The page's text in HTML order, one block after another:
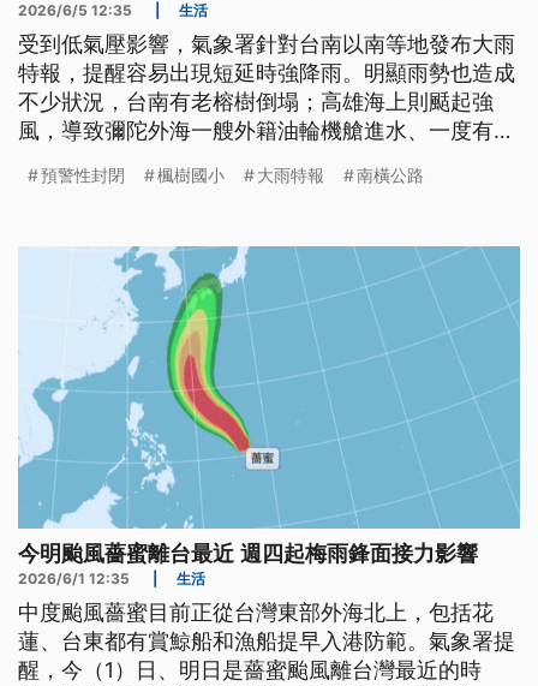
2026/6/5 12:35 生活
受到低氣壓影響，氣象署針對台南以南等地發布大雨
特報，提醒容易出現短延時強降雨。明顯雨勢也造成
不少狀況，台南有老榕樹倒塌；高雄海上則颳起強
風，導致彌陀外海一艘外籍油輪機艙進水、一度有9
交通船行駛時上下晃動，還有芒果果園因為降雨不
稍解渴。
預警性封閉 楓樹國小 大雨特報 南橫公路
今明颱風薔蜜離台最近 週四起梅雨鋒面接力影響
2026/6/1 12:35 生活
中度颱風薔蜜目前正從台灣東部外海北上，包括花
蓮、台東都有賞鯨船和漁船提早入港防範。氣象署提
醒，今（1）日、明日是薔蜜颱風離台灣最近的時